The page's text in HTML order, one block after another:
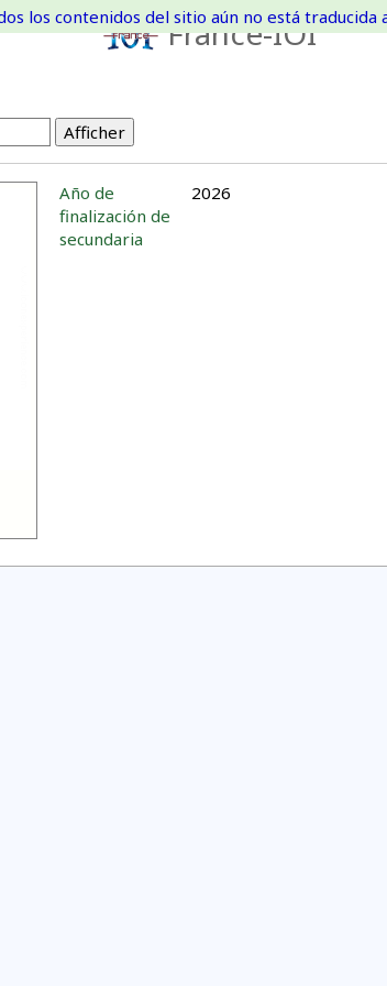
France-IOI
los contenidos del sitio aún no está traducida
Año de
finalización de
secundaria
2026